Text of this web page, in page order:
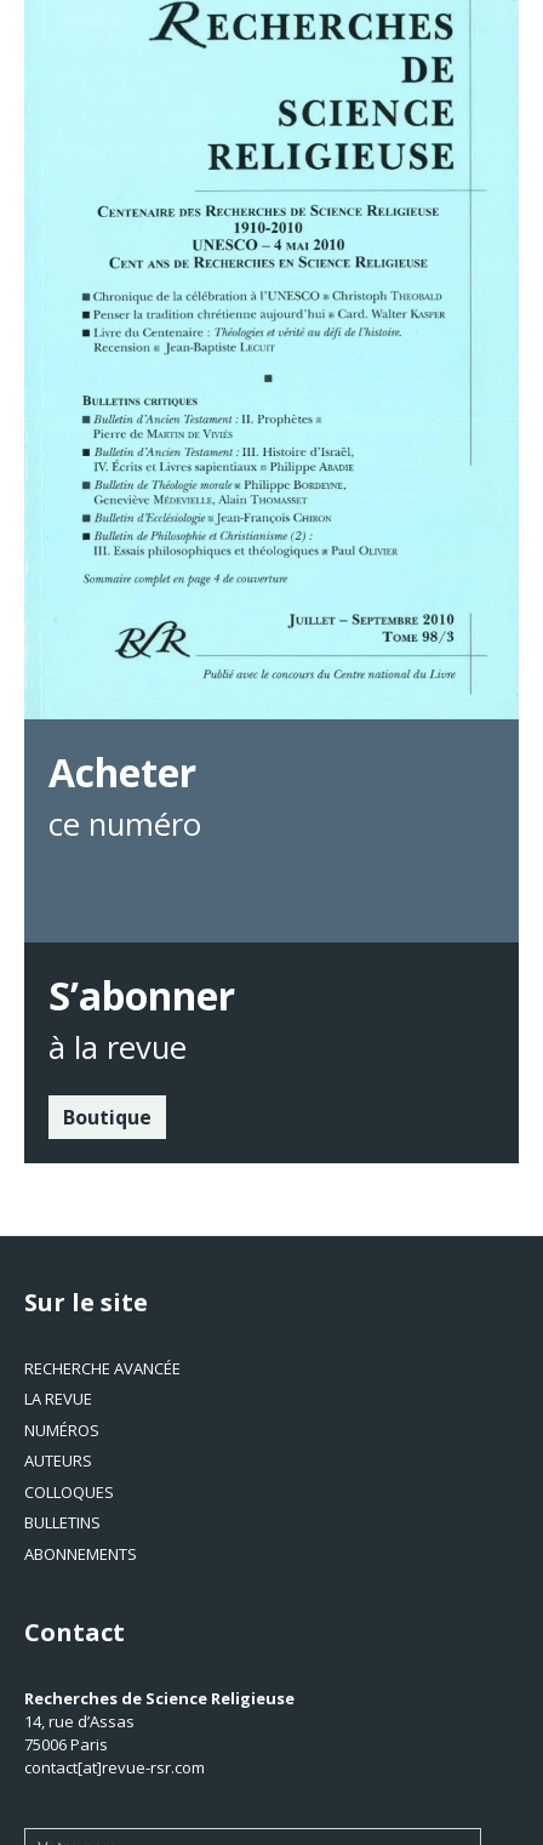
Acheter
ce numéro
S’abonner
à la revue
Boutique
Sur le site
RECHERCHE AVANCÉE
LA REVUE
NUMÉROS
AUTEURS
COLLOQUES
BULLETINS
ABONNEMENTS
Contact
Recherches de Science Religieuse
14, rue d’Assas
75006 Paris
contact[at]revue-rsr.com